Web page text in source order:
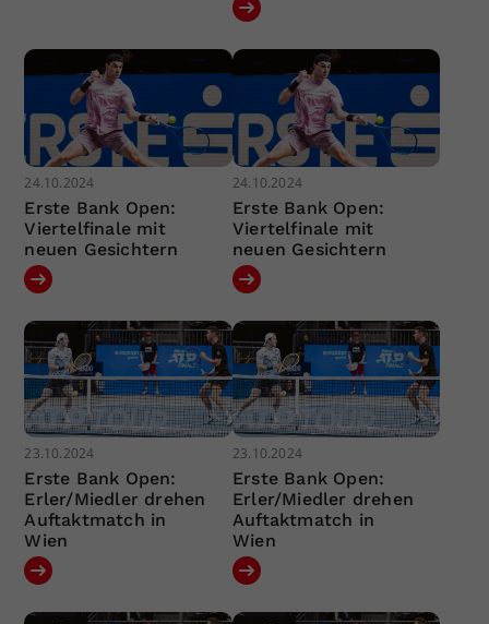
24.10.2024
Erste Bank Open:
Viertelfinale mit
neuen Gesichtern
24.10.2024
Erste Bank Open:
Viertelfinale mit
neuen Gesichtern
23.10.2024
Erste Bank Open:
Erler/Miedler drehen
Auftaktmatch in
Wien
23.10.2024
Erste Bank Open:
Erler/Miedler drehen
Auftaktmatch in
Wien